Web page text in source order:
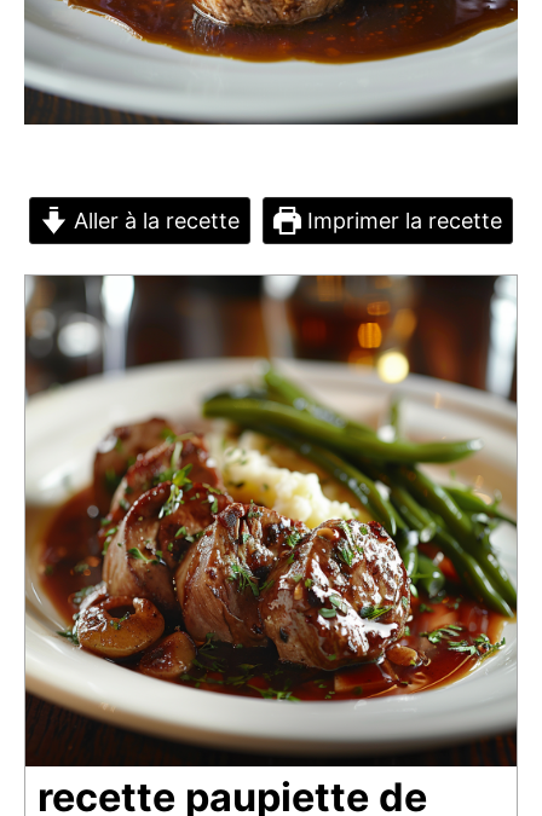
Aller à la recette Imprimer la recette
recette paupiette de